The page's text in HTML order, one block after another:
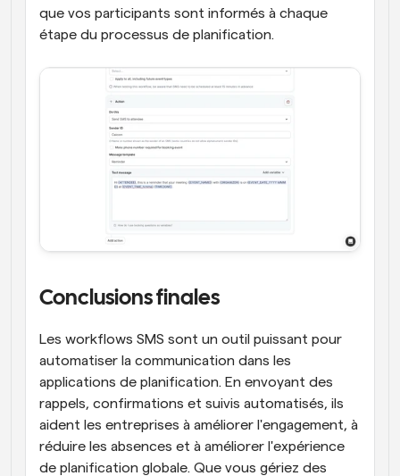
que vos participants sont informés à chaque
étape du processus de planification.
Conclusions finales
Les workflows SMS sont un outil puissant pour
automatiser la communication dans les
applications de planification. En envoyant des
rappels, confirmations et suivis automatisés, ils
aident les entreprises à améliorer l'engagement, à
réduire les absences et à améliorer l'expérience
de planification globale. Que vous gériez des